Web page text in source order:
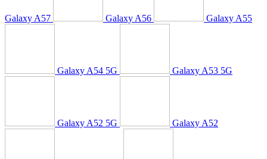
Galaxy A57 Galaxy A56 Galaxy A55
Galaxy A54 5G Galaxy A53 5G
Galaxy A52 5G Galaxy A52